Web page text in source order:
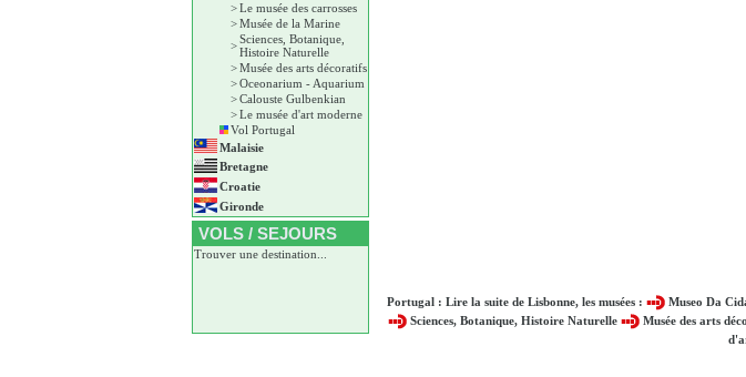
> Le musée des carrosses
> Musée de la Marine
> Sciences, Botanique,
Histoire Naturelle
> Musée des arts décoratifs
> Oceonarium - Aquarium
> Calouste Gulbenkian
> Le musée d'art moderne
Vol Portugal
Malaisie
Bretagne
Croatie
Gironde
VOLS / SEJOURS
Trouver une destination...
Portugal : Lire la suite de Lisbonne, les musées : Museo Da
Sciences, Botanique, Histoire Naturelle
Musée des arts